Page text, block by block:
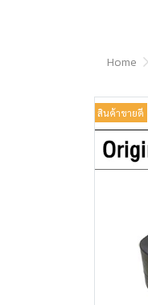
Home
สินค้าขายดี